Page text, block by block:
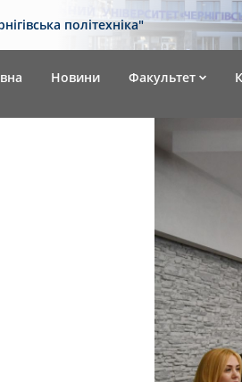
політехніка"
Новини Факультет